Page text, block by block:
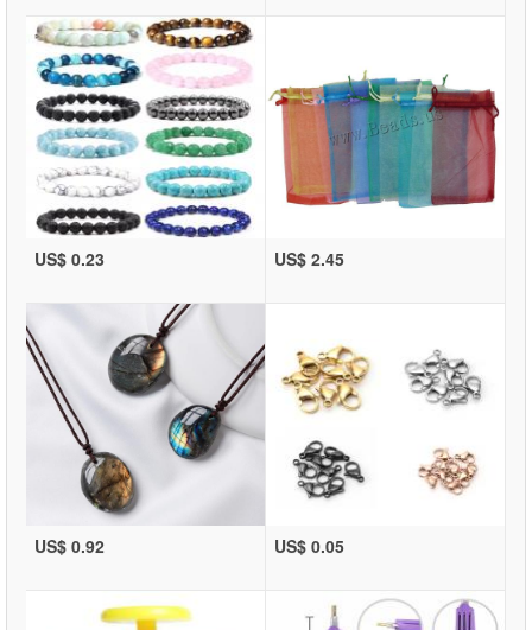
US$ 0.23 US$ 2.45
US$ 0.92 US$ 0.05